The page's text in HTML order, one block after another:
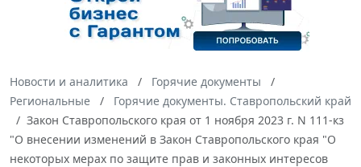
Новости и аналитика
Горячие документы
Региональные
Горячие документы. Ставропольский край
Закон Ставропольского края от 1 ноября 2023 г. N 111-кз
"О внесении изменений в Закон Ставропольского края "О
некоторых мерах по защите прав и законных интересов